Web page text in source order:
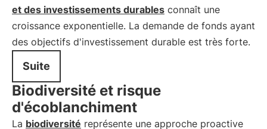
et des investissements durables connaît une
croissance exponentielle. La demande de fonds ayant
des objectifs d'investissement durable est très forte.
Suite
Biodiversité et risque
d'écoblanchiment
La biodiversité représente une approche proactive